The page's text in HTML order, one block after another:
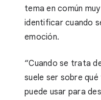
tema en común
identificar cuando
emoción.
“Cuando se trata
suele ser sobre
puede usar para